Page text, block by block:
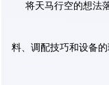
将天马行空的想法
料、调配技巧和设备